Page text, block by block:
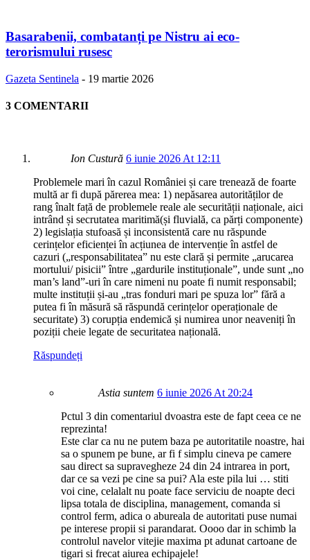
Basarabenii, combatanți pe Nistru ai eco-
terorismului rusesc
Gazeta Sentinela - 19 martie 2026
3 COMENTARII
Ion Custură 6 iunie 2026 At 12:11
Problemele mari în cazul României și care trenează de foarte
multă ar fi după părerea mea: 1) nepăsarea autorităților de
rang înalt față de problemele reale ale securității naționale, aici
intrând și secrutatea maritimă(și fluvială, ca părți componente)
2) legislația stufoasă și inconsistentă care nu răspunde
cerințelor eficienței în acțiunea de intervenție în astfel de
cazuri („responsabilitatea” nu este clară și permite „arucarea
mortului/ pisicii” între „gardurile instituționale”, unde sunt „no
man’s land”-uri în care nimeni nu poate fi numit responsabil;
multe instituții și-au „tras fonduri mari pe spuza lor” fără a
putea fi în măsură să răspundă cerințelor operaționale de
securitate) 3) corupția endemică și numirea unor neaveniți în
poziții cheie legate de securitatea națională.
Răspundeți
Astia suntem 6 iunie 2026 At 20:24
Pctul 3 din comentariul dvoastra este de fapt ceea ce ne
reprezinta!
Este clar ca nu ne putem baza pe autoritatile noastre, hai
sa o spunem pe bune, ar fi f simplu cineva pe camere
sau direct sa supravegheze 24 din 24 intrarea in port,
dar ce sa vezi pe cine sa pui? Ala este pila lui … stiti
voi cine, celalalt nu poate face serviciu de noapte deci
lipsa totala de disciplina, management, comanda si
control ferm, adica o abureala de autoritati puse numai
pe interese propii si parandarat. Oooo dar in schimb la
controlul navelor vitejie maxima pt adunat cartoane de
tigari si frecat aiurea echipajele!